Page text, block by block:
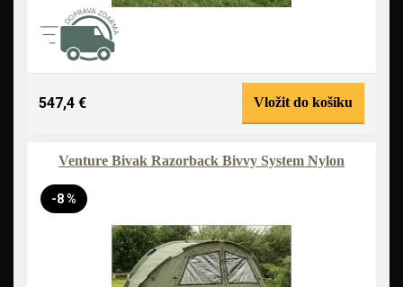
547,4 € Vložit do košíku
Venture Bivak Razorback Bivvy System Nylon
-8 %